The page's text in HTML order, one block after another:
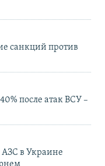
санкций против
после атак ВСУ –
АЗС в Украине